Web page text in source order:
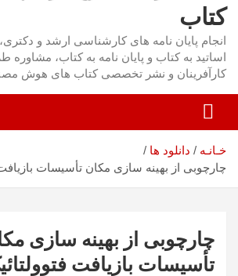
کتاب
انجام پایان نامه های کارشناسی ارشد و
اساتید به کتاب و پایان نامه به کتاب، مشاوره
کارآفرینان و نشر تخصصی کتاب های هوش
خـانـه دانلود ها
چارچوبی از بهینه سازی مکان تأسیسات بازیافت
چارچوبی از بهینه سازی
تأسیسات بازیافت